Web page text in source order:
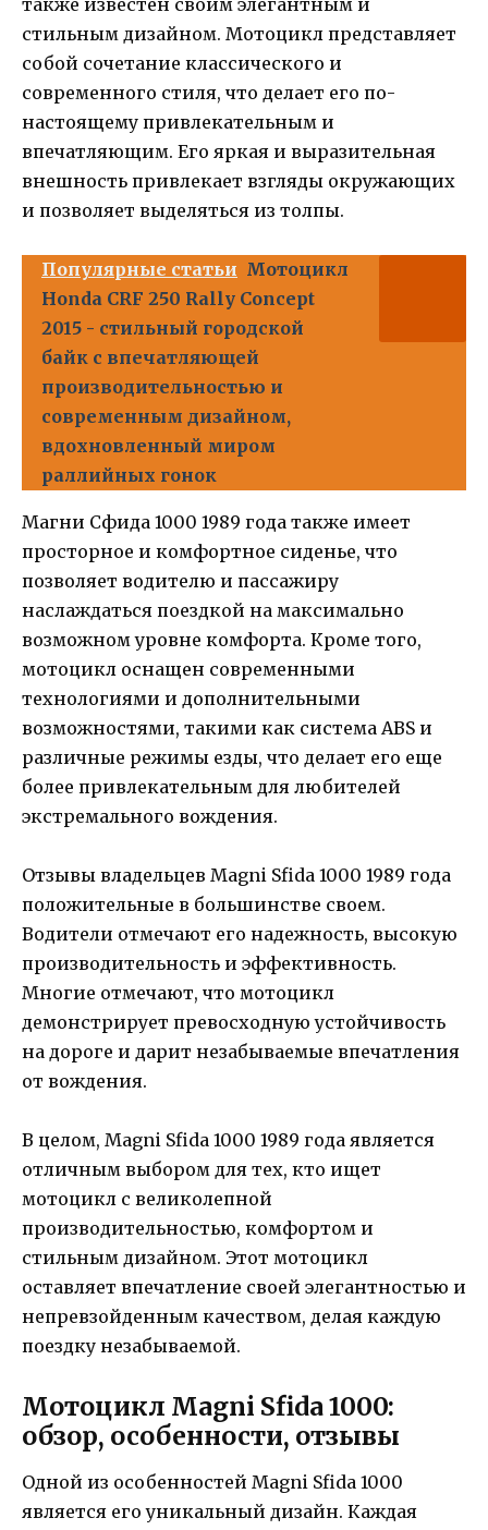
стильным дизайном. Мотоцикл представляет
собой сочетание классического и
современного стиля, что делает его по-
настоящему привлекательным и
впечатляющим. Его яркая и выразительная
внешность привлекает взгляды окружающих
и позволяет выделяться из толпы.
Популярные статьи Мотоцикл
Honda CRF 250 Rally Concept
2015 - стильный городской
байк с впечатляющей
производительностью и
современным дизайном,
вдохновленный миром
раллийных гонок
Магни Сфида 1000 1989 года также имеет
просторное и комфортное сиденье, что
позволяет водителю и пассажиру
наслаждаться поездкой на максимально
возможном уровне комфорта. Кроме того,
мотоцикл оснащен современными
технологиями и дополнительными
возможностями, такими как система ABS и
различные режимы езды, что делает его еще
более привлекательным для любителей
экстремального вождения.
Отзывы владельцев Magni Sfida 1000 1989 года
положительные в большинстве своем.
Водители отмечают его надежность, высокую
производительность и эффективность.
Многие отмечают, что мотоцикл
демонстрирует превосходную устойчивость
на дороге и дарит незабываемые впечатления
от вождения.
В целом, Magni Sfida 1000 1989 года является
отличным выбором для тех, кто ищет
мотоцикл с великолепной
производительностью, комфортом и
стильным дизайном. Этот мотоцикл
оставляет впечатление своей элегантностью и
непревзойденным качеством, делая каждую
поездку незабываемой.
Мотоцикл Magni Sfida 1000:
обзор, особенности, отзывы
Одной из особенностей Magni Sfida 1000
является его уникальный дизайн. Каждая